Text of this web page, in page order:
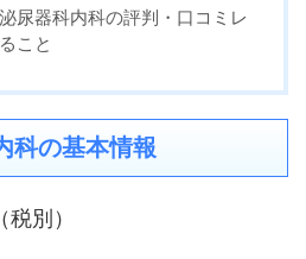
尿器科内科の評判・口コミレ
こと
科の基本情報